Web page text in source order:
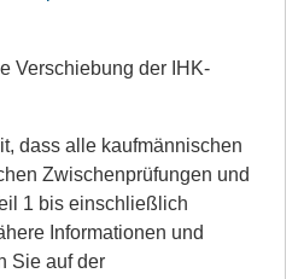
Verschiebung der IHK-
dass alle kaufmännischen
Zwischenprüfungen und
1 bis einschließlich
Informationen und
Sie auf der